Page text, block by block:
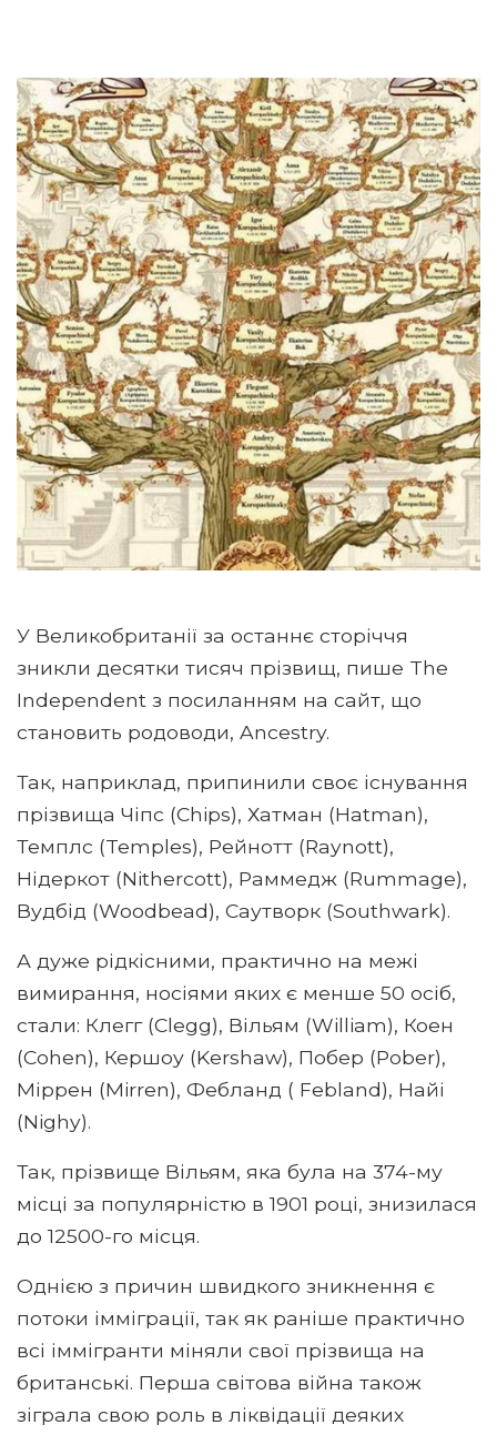
У Великобританії за останнє сторіччя
зникли десятки тисяч прізвищ, пише The
Independent з посиланням на сайт, що
становить родоводи, Ancestry.
Так, наприклад, припинили своє існування
прізвища Чіпс (Chips), Хатман (Hatman),
Темплс (Temples), Рейнотт (Raynott),
Нідеркот (Nithercott), Раммедж (Rummage),
Вудбід (Woodbead), Саутворк (Southwark).
А дуже рідкісними, практично на межі
вимирання, носіями яких є менше 50 осіб,
стали: Клегг (Clegg), Вільям (William), Коен
(Cohen), Кершоу (Kershaw), Побер (Pober),
Міррен (Mirren), Фебланд ( Febland), Найі
(Nighy).
Так, прізвище Вільям, яка була на 374-му
місці за популярністю в 1901 році, знизилася
до 12500-го місця.
Однією з причин швидкого зникнення є
потоки імміграції, так як раніше практично
всі іммігранти міняли свої прізвища на
британські. Перша світова війна також
зіграла свою роль в ліквідації деяких